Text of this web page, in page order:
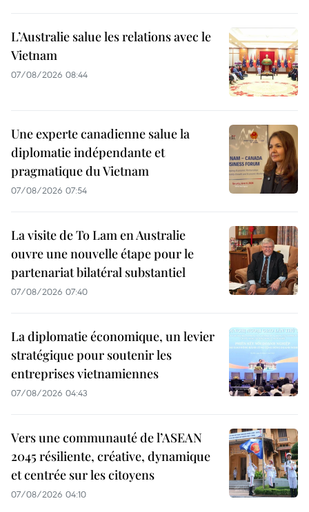
L’Australie salue les relations avec le
Vietnam
07/08/2026 08:44
Une experte canadienne salue la
diplomatie indépendante et
pragmatique du Vietnam
07/08/2026 07:54
La visite de To Lam en Australie
ouvre une nouvelle étape pour le
partenariat bilatéral substantiel
07/08/2026 07:40
La diplomatie économique, un levier
stratégique pour soutenir les
entreprises vietnamiennes
07/08/2026 04:43
Vers une communauté de l’ASEAN
2045 résiliente, créative, dynamique
et centrée sur les citoyens
07/08/2026 04:10